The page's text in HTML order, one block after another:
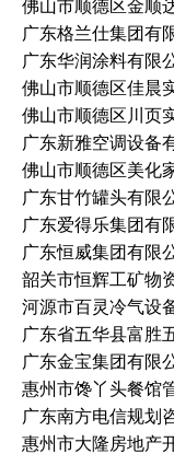
佛山市顺德区金顺
广东格兰仕集团有
广东华润涂料有限
佛山市顺德区佳晨
佛山市顺德区川页
广东新雅空调设备
佛山市顺德区美化
广东甘竹罐头有限
广东爱得乐集团有
广东恒威集团有限
韶关市恒辉工矿物
河源市百灵冷气设
广东省五华县富胜
广东金宝集团有限
惠州市馋丫头餐馆
广东南方电信规划
惠州市大隆房地产